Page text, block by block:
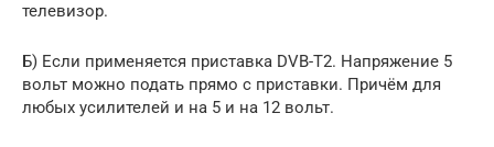
телевизор.
Б) Если применяется приставка DVB-T2. Напряжение 5
вольт можно подать прямо с приставки. Причём для
любых усилителей и на 5 и на 12 вольт.